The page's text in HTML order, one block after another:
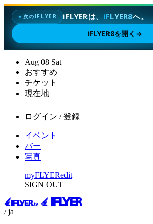
✦次のIFLYER iFLYERは、 iFLYER8へ。
iFLYER8を開く →
Aug 08 Sat
おすすめ
チケット
現在地
ログイン / 登録
イベント
バー
写真
myFLYERedit
SIGN OUT
/ ja